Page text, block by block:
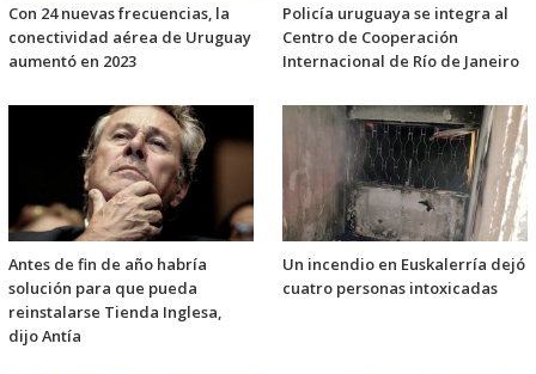
Con 24 nuevas frecuencias, la
conectividad aérea de Uruguay
aumentó en 2023
Policía uruguaya se integra al
Centro de Cooperación
Internacional de Río de Janeiro
Antes de fin de año habría
solución para que pueda
reinstalarse Tienda Inglesa,
dijo Antía
Un incendio en Euskalerría dejó
cuatro personas intoxicadas